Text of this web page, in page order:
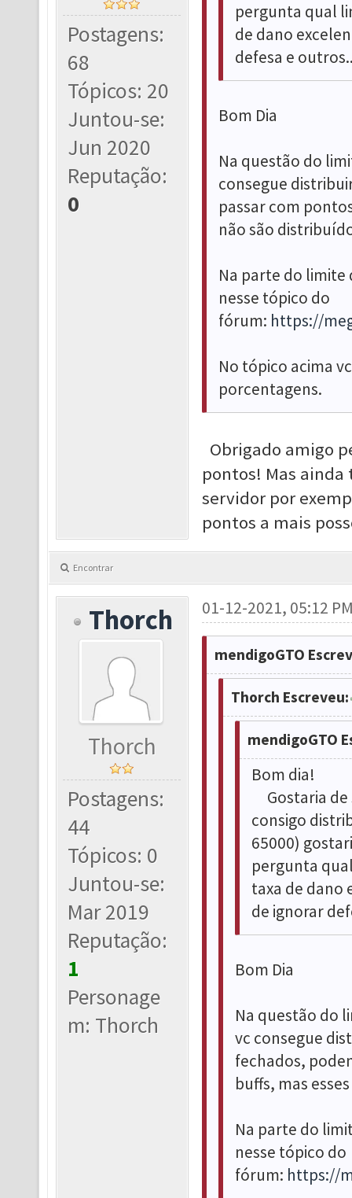
Postagens:
68
Tópicos: 20
Juntou-se:
Jun 2020
Reputação:
0
pergunta qual
de dano
defesa e
Bom Dia
Na questão do
consegue
passar com
não são
Na parte do
nesse tópico do
fórum: https://
No tópico acima
porcentagens.
Obrigado amigo
pontos! Mas
servidor por
pontos a mais
Encontrar
Thorch
Thorch
Postagens:
44
Tópicos: 0
Juntou-se:
Mar 2019
Reputação:
1
Personage
m: Thorch
01-12-2021, 05:12
mendigoGTO
Thorch Escreveu:
mendigoGTO
Bom dia!
Gostaria de
consigo
65000)
pergunta
taxa de dano
de ignorar
Bom Dia
Na questão do
vc consegue
fechados,
buffs, mas
Na parte do
nesse tópico do
fórum: https://